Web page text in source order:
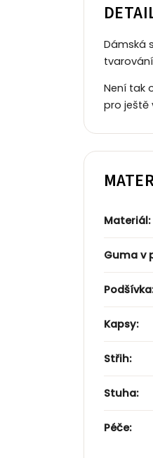
Dámská
Není tak
pro ještě
Materiál:
Guma v
Podšívka:
Kapsy:
Střih:
Stuha:
Péče: